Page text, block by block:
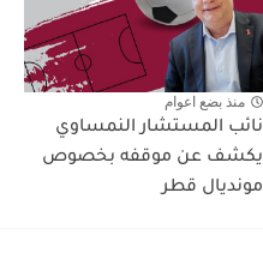
منذ بضع اعوام
نائب المستشار النمساوي
يكشف عن موقفه بخصوص
مونديال قطر